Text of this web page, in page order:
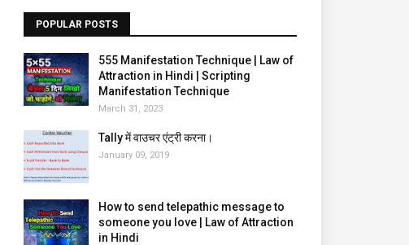
POPULAR POSTS
555 Manifestation Technique | Law of
Attraction in Hindi | Scripting
Manifestation Technique
March 31, 2023
Tally में वाउचर एंट्री करना।
January 09, 2019
How to send telepathic message to
someone you love | Law of Attraction
in Hindi